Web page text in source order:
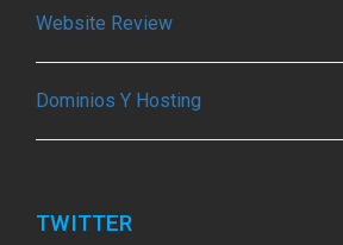
Website Review
Dominios Y Hosting
TWITTER